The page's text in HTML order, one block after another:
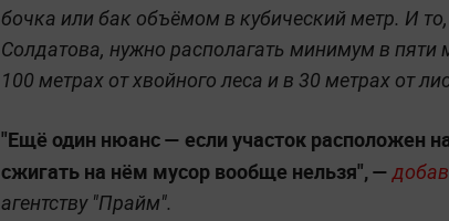
бочка или бак объёмом в кубический метр. И то,
Солдатова, нужно располагать минимум в
100 метрах от хвойного леса и в 30 метрах от
"Ещё один нюанс — если участок расположен
сжигать на нём мусор вообще нельзя", —
агентству "Прайм".